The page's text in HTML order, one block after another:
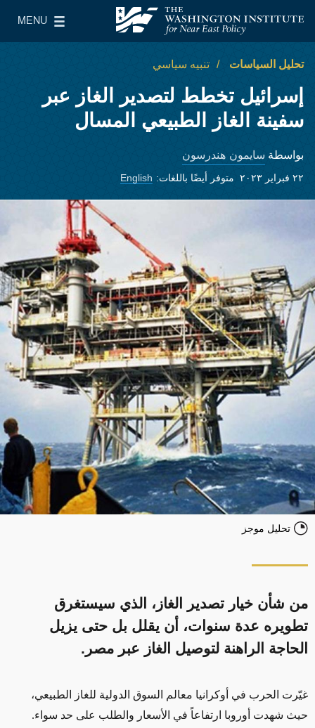
معهد واشنطن لسياسات الشرق الأدنى
MENU
Main Menu
تحليل السياسات تنبيه سياسي
إسرائيل تخطط لتصدير الغاز عبر
سفينة الغاز الطبيعي المسال
بواسطة سايمون هندرسون
٢٢ فبراير ٢٠٢٣ متوفر أيضًا باللغات: English
تحليل موجز
من شأن خيار تصدير الغاز، الذي سيستغرق
تطويره عدة سنوات، أن يقلل بل حتى يزيل
الحاجة الراهنة لتوصيل الغاز عبر مصر.
غيّرت الحرب في أوكرانيا معالم السوق الدولية للغاز الطبيعي،
حيث شهدت أوروبا ارتفاعاً في الأسعار والطلب على حد سواء.